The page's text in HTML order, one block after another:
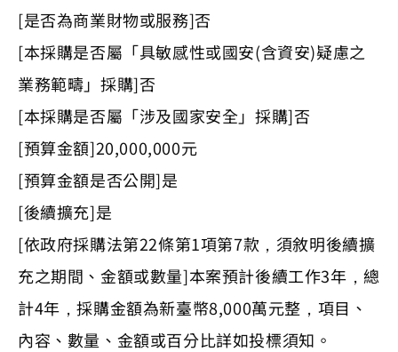
[是否為商業財物或服務]否
[本採購是否屬「具敏感性或國安(含資安)疑慮之
業務範疇」採購]否
[本採購是否屬「涉及國家安全」採購]否
[預算金額]20,000,000元
[預算金額是否公開]是
[後續擴充]是
[依政府採購法第22條第1項第7款，須敘明後續擴
充之期間、金額或數量]本案預計後續工作3年，總
計4年，採購金額為新臺幣8,000萬元整，項目、
內容、數量、金額或百分比詳如投標須知。